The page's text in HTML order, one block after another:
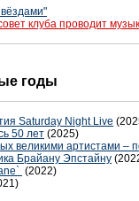
клуба проводит
годы
Saturday Night Live
50 лет (2025)
великими артистами –
Брайану Эпстайну
(2022)